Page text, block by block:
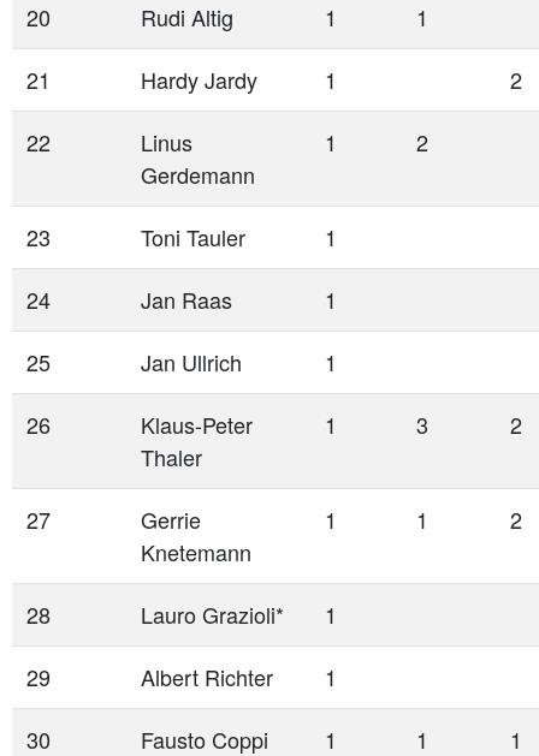
20 Rudi Altig 1
1
21
Hardy Jardy 1
2
22
Linus
Gerdemann
1 2
23 Toni Tauler
1
24
Jan Raas
1
25
Jan Ullrich
1
26
Klaus-Peter
Thaler
1 3 2
27
Gerrie
Knetemann
1 1 2
28 Lauro Grazioli*
1
29
Albert Richter
1
30
Fausto Coppi 1 1
1